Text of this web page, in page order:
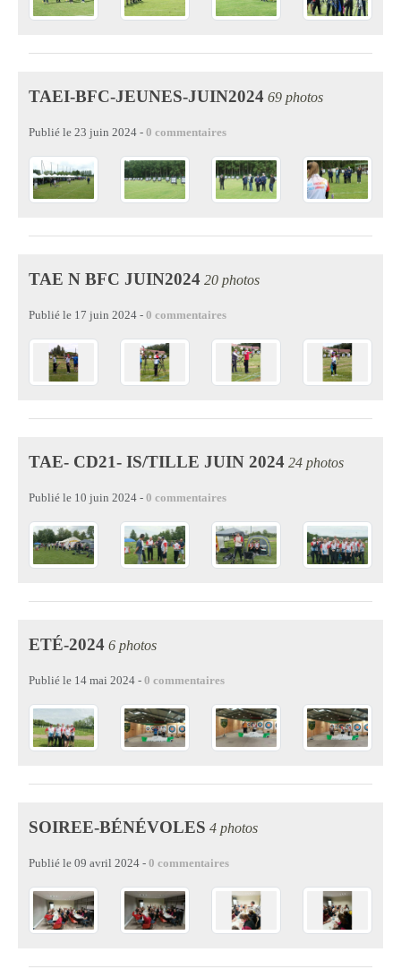
TAEI-BFC-JEUNES-JUIN2024 69 photos
Publié le 23 juin 2024 - 0 commentaires
TAE N BFC JUIN2024 20 photos
Publié le 17 juin 2024 - 0 commentaires
TAE- CD21- IS/TILLE JUIN 2024 24 photos
Publié le 10 juin 2024 - 0 commentaires
ETÉ-2024 6 photos
Publié le 14 mai 2024 - 0 commentaires
SOIREE-BÉNÉVOLES 4 photos
Publié le 09 avril 2024 - 0 commentaires